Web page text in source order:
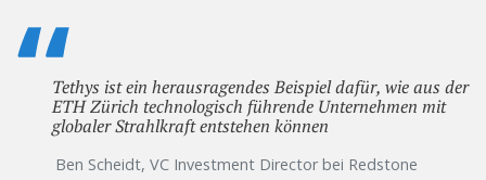
Tethys ist ein herausragendes Beispiel dafür, wie aus der
ETH Zürich technologisch führende Unternehmen mit
globaler Strahlkraft entstehen können
Ben Scheidt, VC Investment Director bei Redstone